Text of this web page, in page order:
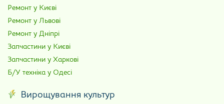
Ремонт у Києві
Ремонт у Львові
Ремонт у Дніпрі
Запчастини у Києві
Запчастини у Харкові
Б/У техніка у Одесі
Вирощування культур